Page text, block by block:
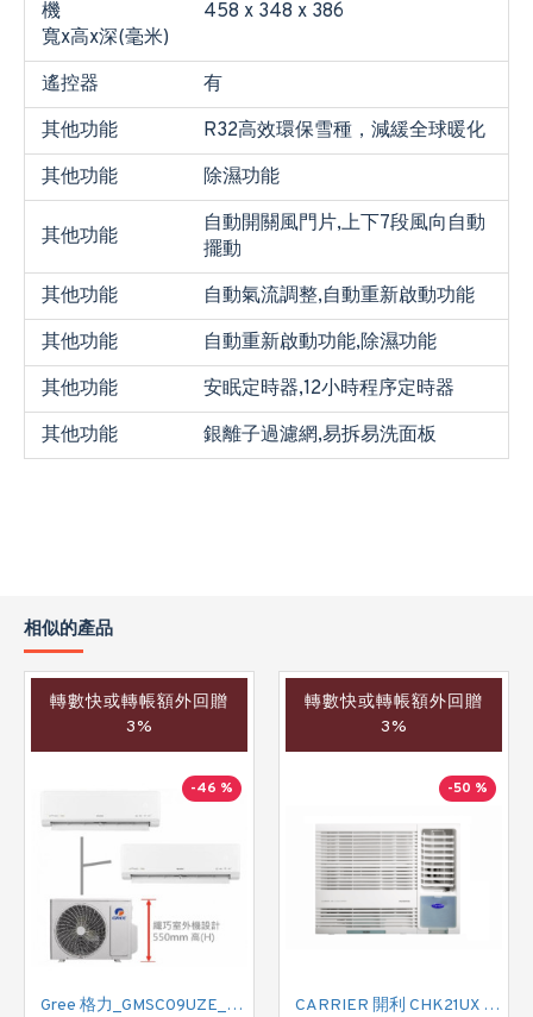
機
寬x高x深(毫米)
458 x 348 x 386
遙控器
有
其他功能
R32高效環保雪種，減緩全球暖化
其他功能
除濕功能
其他功能
自動開關風門片,上下7段風向自動
擺動
其他功能
自動氣流調整,自動重新啟動功能
其他功能
自動重新啟動功能,除濕功能
其他功能
安眠定時器,12小時程序定時器
其他功能
銀離子過濾網,易拆易洗面板
相似的產品
轉數快或轉帳額外回贈
3%
-46 %
Gree 格力_GMSC09UZE_GMSC12UZE_GMSC18UZC_R32 掛牆變頻式1拖2分體冷氣機 (淨冷型)
轉數快或轉帳額外回贈
3%
-50 %
CARRIER 開利 CHK21UX 二匹半 變頻淨冷窗口式冷氣機 (附遙控)